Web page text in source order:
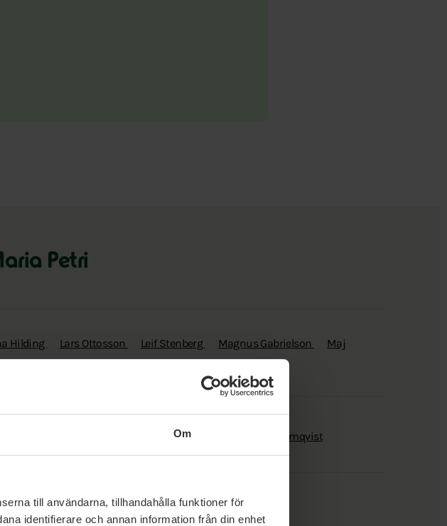
Om
till användarna, tillhandahålla funktioner för
identifierare och annan information från din enhet
Petri
Hilding Lars Ottosson Leif Stenberg Magnus Gabrielson
Maj
Mats Wiklund Richard Holmqvist